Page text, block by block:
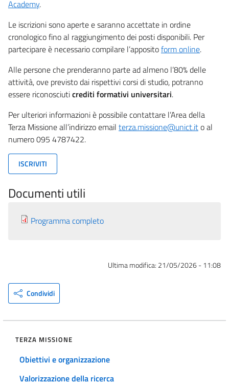
Academy.
Le iscrizioni sono aperte e saranno accettate in ordine
cronologico fino al raggiungimento dei posti disponibili. Per
partecipare è necessario compilare l’appositoform online.
Alle persone che prenderanno parte ad almeno l’80% delle
attività, ove previsto dai rispettivi corsi di studio, potranno
essere riconosciuticrediti formativi universitari.
Per ulteriori informazioni è possibile contattare l’Area della
Terza Missione all’indirizzo email terza.missione@unict.ito al
numero 095 4787422.
ISCRIVITI
Documenti utili
Programma completo
Ultima modifica: 21/05/2026 - 11:08
Condividi
TERZA MISSIONE
Obiettivi e organizzazione
Valorizzazione della ricerca